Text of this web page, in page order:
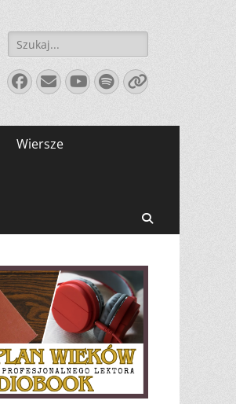
Szukaj:
Facebook
E-
mail
YouTube
Spotify
Link
Wiersze